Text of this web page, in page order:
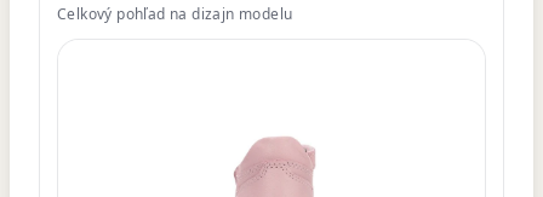
Celkový pohľad na dizajn modelu